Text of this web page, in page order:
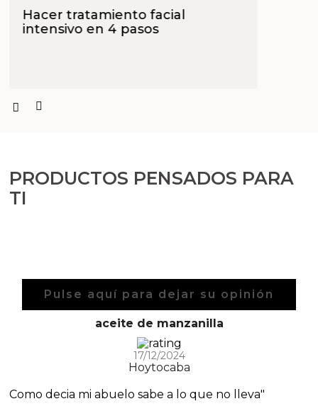
Hacer tratamiento facial
intensivo en 4 pasos
PRODUCTOS PENSADOS PARA
TI
Pulse aquí para dejar su opinión
aceite de manzanilla
17/12/2024
Hoytocaba
Como decia mi abuelo sabe a lo que no lleva"